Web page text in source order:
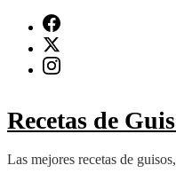
contenido
(presiona
Recetas de
Las mejores recetas de